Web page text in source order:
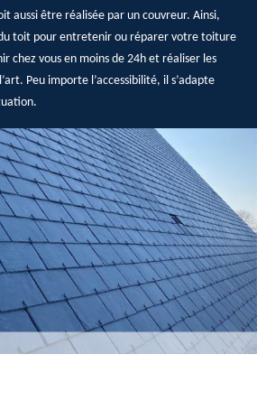
aussi être réalisée par un couvreur. Ainsi,
toit pour entretenir ou réparer votre toiture
chez vous en moins de 24h et réaliser les
Peu importe l’accessibilité, il s’adapte